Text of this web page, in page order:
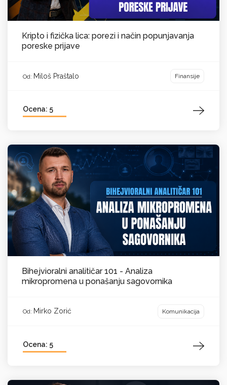
Kripto i fizička lica: porezi i način popunjavanja
poreske prijave
Od: Miloš Praštalo Finansije
Ocena: 5
Bihejvioralni analitičar 101 - Analiza
mikropromena u ponašanju sagovornika
Od: Mirko Zorić Komunikacija
Ocena: 5